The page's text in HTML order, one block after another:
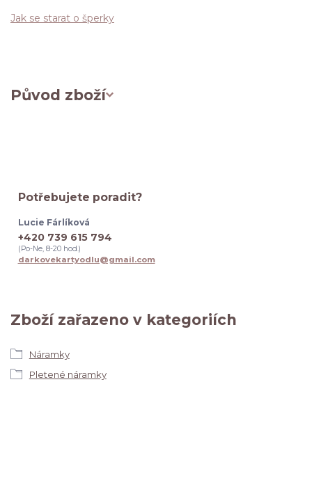
Jak se starat o šperky
Původ zboží
Zboží zařazeno v kategoriích
Náramky
Pletené náramky
Potřebujete poradit?
Lucie Fárlíková
+420 739 615 794
(Po-Ne, 8-20 hod.)
darkovekartyodlu@gmail.com